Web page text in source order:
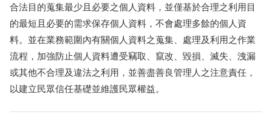
合法目的蒐集最少且必要之個人資料，並僅基於合理之利用目
的最短且必要的需求保存個人資料，不會處理多餘的個人資
料。並在業務範圍內有關個人資料之蒐集、處理及利用之作業
流程，加強防止個人資料遭受竊取、竄改、毀損、滅失、洩漏
或其他不合理及違法之利用，並善盡善良管理人之注意責任，
以建立民眾信任基礎並維護民眾權益。